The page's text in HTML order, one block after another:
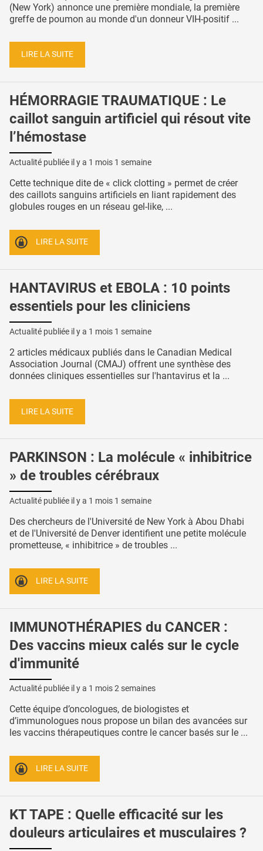
(New York) annonce une première mondiale, la première
greffe de poumon au monde d'un donneur VIH-positif ...
LIRE LA SUITE
HÉMORRAGIE TRAUMATIQUE : Le
caillot sanguin artificiel qui résout vite
l’hémostase
Actualité publiée il y a 1 mois 1 semaine
Cette technique dite de « click clotting » permet de créer
des caillots sanguins artificiels en liant rapidement des
globules rouges en un réseau gel-like, ...
LIRE LA SUITE
HANTAVIRUS et EBOLA : 10 points
essentiels pour les cliniciens
Actualité publiée il y a 1 mois 1 semaine
2 articles médicaux publiés dans le Canadian Medical
Association Journal (CMAJ) offrent une synthèse des
données cliniques essentielles sur l'hantavirus et la ...
LIRE LA SUITE
PARKINSON : La molécule « inhibitrice
» de troubles cérébraux
Actualité publiée il y a 1 mois 1 semaine
Des chercheurs de l'Université de New York à Abou Dhabi
et de l'Université de Denver identifient une petite molécule
prometteuse, « inhibitrice » de troubles ...
LIRE LA SUITE
IMMUNOTHÉRAPIES du CANCER :
Des vaccins mieux calés sur le cycle
d'immunité
Actualité publiée il y a 1 mois 2 semaines
Cette équipe d’oncologues, de biologistes et
d’immunologues nous propose un bilan des avancées sur
les vaccins thérapeutiques contre le cancer basés sur le ...
LIRE LA SUITE
KT TAPE : Quelle efficacité sur les
douleurs articulaires et musculaires ?